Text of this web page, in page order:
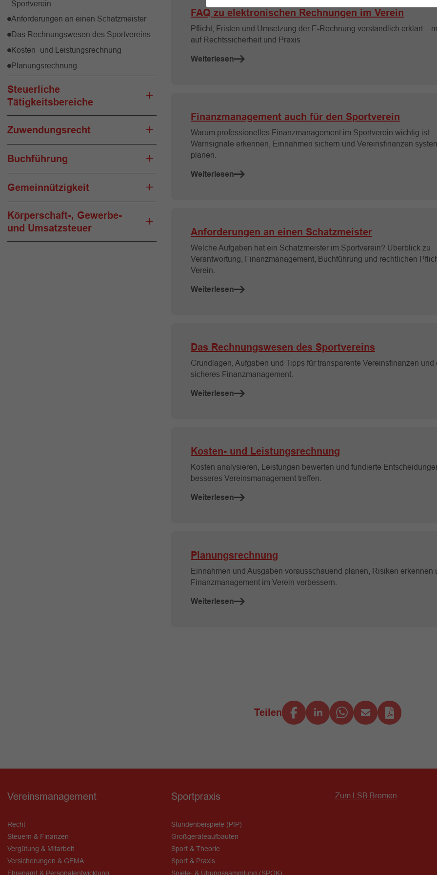
Sportverein
Anforderungen an einen Schatzmeister
Das Rechnungswesen des Sportvereins
Kosten- und Leistungsrechnung
Planungsrechnung
Steuerliche
Tätigkeitsbereiche
Zuwendungsrecht
Buchführung
Gemeinnützigkeit
Körperschaft-, Gewerbe-
und Umsatzsteuer
FAQ zu elektronischen Rechnungen im Verein
Pflicht, Fristen und Umsetzung der E-Rechnung verständlich erklärt –
auf Rechtssicherheit und Praxis
Weiterlesen
Finanzmanagement auch für den Sportverein
Warum professionelles Finanzmanagement im Sportverein wichtig ist:
Warnsignale erkennen, Einnahmen sichern und Vereinsfinanzen
planen.
Weiterlesen
Anforderungen an einen Schatzmeister
Welche Aufgaben hat ein Schatzmeister im Sportverein? Überblick zu
Verantwortung, Finanzmanagement, Buchführung und rechtlichen
Verein.
Weiterlesen
Das Rechnungswesen des Sportvereins
Grundlagen, Aufgaben und Tipps für transparente Vereinsfinanzen und
sicheres Finanzmanagement.
Weiterlesen
Kosten- und Leistungsrechnung
Kosten analysieren, Leistungen bewerten und fundierte
besseres Vereinsmanagement treffen.
Weiterlesen
Planungsrechnung
Einnahmen und Ausgaben vorausschauend planen, Risiken erkennen
Finanzmanagement im Verein verbessern.
Weiterlesen
Teilen
Vereinsmanagement
Recht
Steuern & Finanzen
Vergütung & Mitarbeit
Versicherungen & GEMA
Ehrenamt & Personalentwicklung
Sportpraxis
Stundenbeispiele (PfP)
Großgeräteaufbauten
Sport & Theorie
Sport & Praxis
Spiele- & Übungssammlung (SPOK)
Zum LSB Bremen